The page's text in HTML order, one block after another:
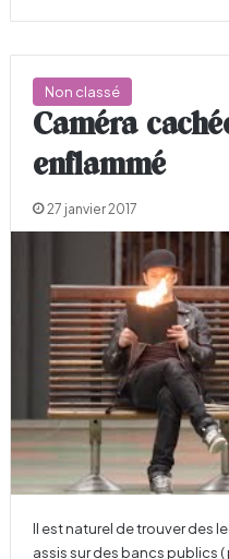
Non classé
Caméra
enflammé
27 janvier 2017
Il est naturel de trouver des
assis sur des bancs publics (